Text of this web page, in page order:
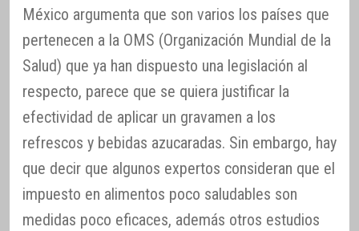
México argumenta que son varios los países que
pertenecen a la OMS (Organización Mundial de la
Salud) que ya han dispuesto una legislación al
respecto, parece que se quiera justificar la
efectividad de aplicar un gravamen a los
refrescos y bebidas azucaradas. Sin embargo, hay
que decir que algunos expertos consideran que el
impuesto en alimentos poco saludables son
medidas poco eficaces, además otros estudios